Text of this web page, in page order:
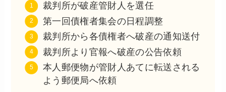
裁判所が破産管財人を選任
第一回債権者集会の日程調整
裁判所から各債権者へ破産の通知送付
裁判所より官報へ破産の公告依頼
本人郵便物が管財人あてに転送される
よう郵便局へ依頼